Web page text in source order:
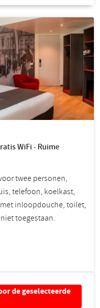
WiFi - Ruime
twee personen,
telefoon, koelkast,
inloopdouche, toilet,
toegestaan.
de geselecteerde